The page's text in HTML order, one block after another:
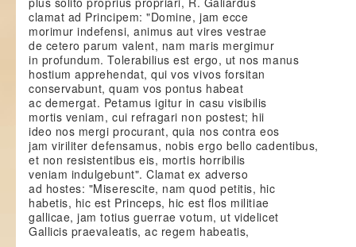
clamat ad Principem: "Domine, jam ecce
morimur indefensi, animus aut vires vestrae
de cetero parum valent, nam maris mergimur
in profundum. Tolerabilius est ergo, ut nos manus
hostium apprehendat, qui vos vivos forsitan
conservabunt, quam vos pontus habeat
ac demergat. Petamus igitur in casu visibilis
mortis veniam, cui refragari non postest; hii
ideo nos mergi procurant, quia nos contra eos
jam viriliter defensamus, nobis ergo bello cadentibus,
et non resistentibus eis, mortis horribilis
veniam indulgebunt". Clamat ex adverso
ad hostes: "Miserescite, nam quod petitis, hic
habetis, hic est Princeps, hic est flos militiae
gallicae, jam totius guerrae votum, ut videlicet
Gallicis praevaleatis, ac regem habeatis,